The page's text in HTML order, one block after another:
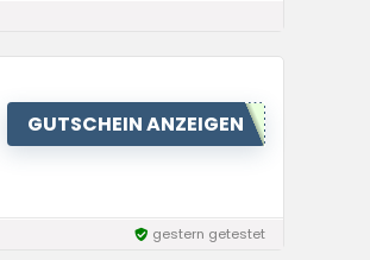
GUTSCHEIN ANZEIGEN
gestern getestet